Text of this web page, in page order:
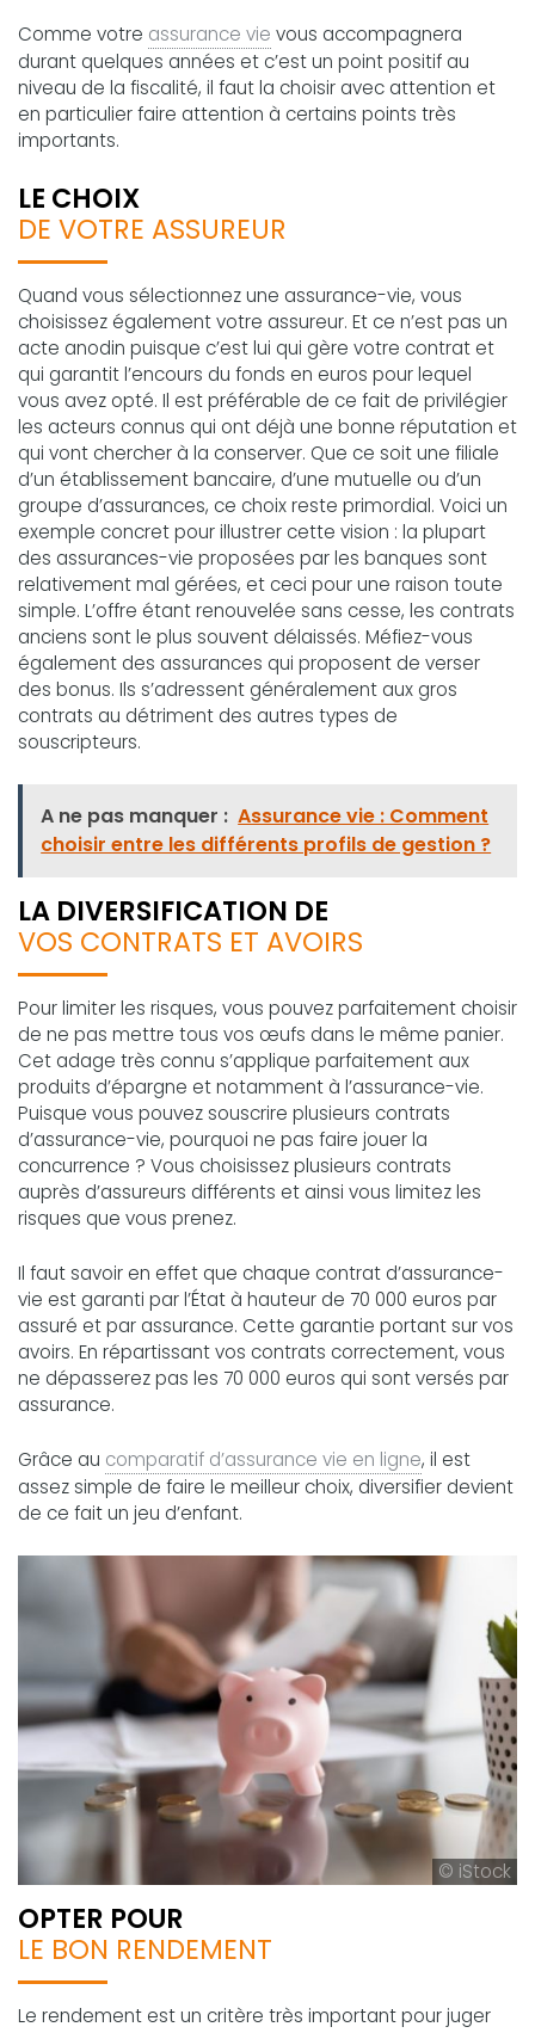
Comme votre assurance vie vous accompagnera
durant quelques années et c’est un point positif au
niveau de la fiscalité, il faut la choisir avec attention et
en particulier faire attention à certains points très
importants.
LE CHOIX
DE VOTRE ASSUREUR
Quand vous sélectionnez une assurance-vie, vous
choisissez également votre assureur. Et ce n’est pas un
acte anodin puisque c’est lui qui gère votre contrat et
qui garantit l’encours du fonds en euros pour lequel
vous avez opté. Il est préférable de ce fait de privilégier
les acteurs connus qui ont déjà une bonne réputation et
qui vont chercher à la conserver. Que ce soit une filiale
d’un établissement bancaire, d’une mutuelle ou d’un
groupe d’assurances, ce choix reste primordial. Voici un
exemple concret pour illustrer cette vision : la plupart
des assurances-vie proposées par les banques sont
relativement mal gérées, et ceci pour une raison toute
simple. L’offre étant renouvelée sans cesse, les contrats
anciens sont le plus souvent délaissés. Méfiez-vous
également des assurances qui proposent de verser
des bonus. Ils s’adressent généralement aux gros
contrats au détriment des autres types de
souscripteurs.
A ne pas manquer : Assurance vie : Comment
choisir entre les différents profils de gestion ?
LA DIVERSIFICATION DE
VOS CONTRATS ET AVOIRS
Pour limiter les risques, vous pouvez parfaitement choisir
de ne pas mettre tous vos œufs dans le même panier.
Cet adage très connu s’applique parfaitement aux
produits d’épargne et notamment à l’assurance-vie.
Puisque vous pouvez souscrire plusieurs contrats
d’assurance-vie, pourquoi ne pas faire jouer la
concurrence ? Vous choisissez plusieurs contrats
auprès d’assureurs différents et ainsi vous limitez les
risques que vous prenez.
Il faut savoir en effet que chaque contrat d’assurance-
vie est garanti par l’État à hauteur de 70 000 euros par
assuré et par assurance. Cette garantie portant sur vos
avoirs. En répartissant vos contrats correctement, vous
ne dépasserez pas les 70 000 euros qui sont versés par
assurance.
Grâce au comparatif d’assurance vie en ligne, il est
assez simple de faire le meilleur choix, diversifier devient
de ce fait un jeu d’enfant.
© iStock
OPTER POUR
LE BON RENDEMENT
Le rendement est un critère très important pour juger